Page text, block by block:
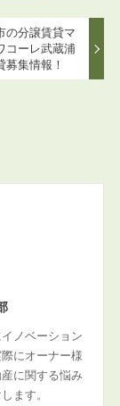
の分譲賃貸マ
コーレ武蔵浦
募集情報！
ノベーション
にオーナー様
に関する悩み
ます。